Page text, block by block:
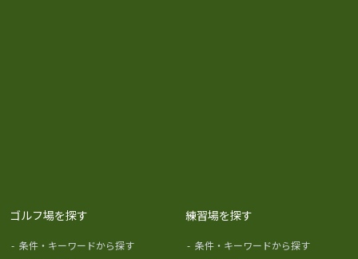
ゴルフ場を探す
- 条件・キーワードから探す
練習場を探す
- 条件・キーワードから探す